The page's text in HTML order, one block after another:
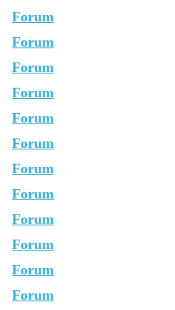
Forum
Forum
Forum
Forum
Forum
Forum
Forum
Forum
Forum
Forum
Forum
Forum